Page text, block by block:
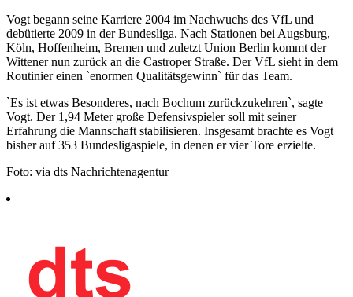
Vogt begann seine Karriere 2004 im Nachwuchs des VfL und
debütierte 2009 in der Bundesliga. Nach Stationen bei Augsburg,
Köln, Hoffenheim, Bremen und zuletzt Union Berlin kommt der
Wittener nun zurück an die Castroper Straße. Der VfL sieht in dem
Routinier einen `enormen Qualitätsgewinn` für das Team.
`Es ist etwas Besonderes, nach Bochum zurückzukehren`, sagte
Vogt. Der 1,94 Meter große Defensivspieler soll mit seiner
Erfahrung die Mannschaft stabilisieren. Insgesamt brachte es Vogt
bisher auf 353 Bundesligaspiele, in denen er vier Tore erzielte.
Foto: via dts Nachrichtenagentur